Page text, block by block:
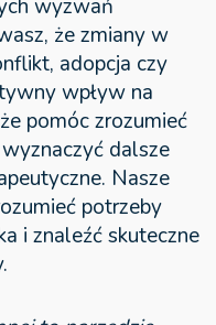
wyzwań
że zmiany w
adopcja czy
wpływ na
pomóc zrozumieć
dalsze
Nasze
potrzeby
i znaleźć skuteczne